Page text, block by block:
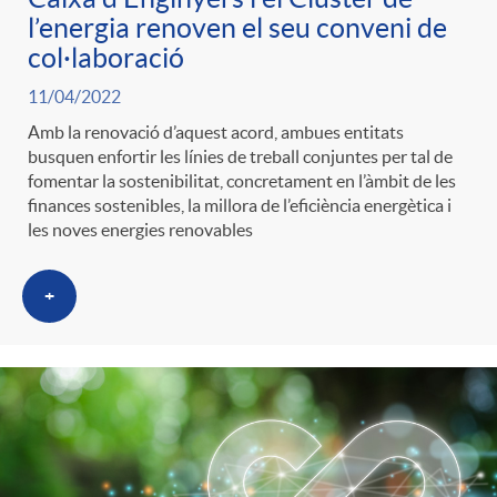
l’energia renoven el seu conveni de
col·laboració
11/04/2022
Amb la renovació d’aquest acord, ambues entitats
busquen enfortir les línies de treball conjuntes per tal de
fomentar la sostenibilitat, concretament en l’àmbit de les
finances sostenibles, la millora de l’eficiència energètica i
les noves energies renovables
+